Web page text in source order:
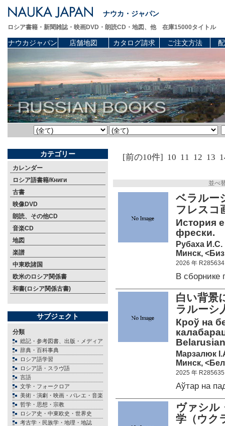
ナウカ・ジャパン
ロシア書籍・新聞雑誌・映画DVD・朗読CD・地図、他 在庫15000タイトル
ナウカジャパン 店舗地図 カタログ請求 ご注文方法
カテゴリー
カレンダー
ロシア語書籍/Книги
古書
映像DVD
朗読、その他CD
音楽CD
地図
楽譜
中東欧諸国
欧米のロシア関係書
和書(ロシア関係古書)
サブジェクト
分類
総記・参考図書、出版・メディア
辞典・百科事典
ロシア語学習
ロシア語・スラヴ語
言語
文学・フォークロア
美術・演劇・映画・バレエ・音楽
哲学・思想・宗教
ロシア史・中東欧史・世界史
考古学・民族学・地理・地誌
[前の10件] 10 11 12 13
並べ
ベラルー
フレス
История
фрески.
Рубаха И.С.
Минск,
2026 年 R285634
В сборнике
白い背景
ラルーシ
Кроў на
Марзалюк
Минск,
2025 年 R285635
Аўтар на
ヴァシル
学（ウ